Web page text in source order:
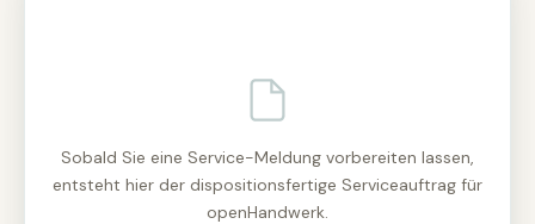
Sobald Sie eine Service-Meldung vorbereiten lassen,
entsteht hier der dispositionsfertige Serviceauftrag für
openHandwerk.